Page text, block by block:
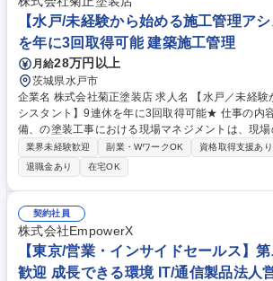
で、英語力は必要ありません 募集職種 [名古屋]PR営業★未経験から「選
ばれる営業スキル」を/中央出版グループ
【水戸/未経験から始める施工管理ア
を年に3回取得可能 建築施工管理
月給28万円以上
茨城県水戸市
企業名 株式会社菊正塗装店 求人名 【水戸／未経験から始める施工管理ア
シスタント】9連休を年に3回取得可能★ 仕事の内容 公共施設や民間設
備、の塗装工事における現場マネジメントは、現
ロジェクトが「安全に」「予定通りに」「高品質で
コントロールするのが役目です！ 【当社の特徴】★9連休以上を年に3回
取得することが可能 ★奨学金返還支援制度：1人最
額。 ★7:3プロジェクト：メイン業務に7割集中し
の改善プロジェクトに関わる」仕組み。※ ★リモー
ではレアな在宅勤務 ★移住手当、赴任手当、資格取得
職種 【水戸／未経験から始める施工管理アシスタ
取得可能★
業界未経験歓迎 副業・WワークOK 資格取得支援あり
退職金あり
在宅OK
契約社員
株式会社EmpowerX
【東京/営業・インサイドセールス】
歓迎 成長できる環境 IT/通信製品法人